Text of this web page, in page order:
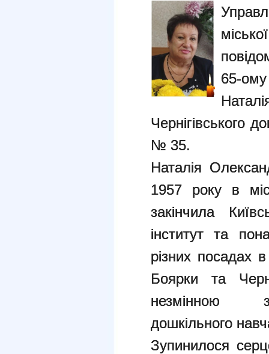
65-
Чернігівського
№ 35.
Наталія
1957 року в
закінчила
інститут та
різних посадах
Боярки та
незмінною
дошкільного
Зупинилося